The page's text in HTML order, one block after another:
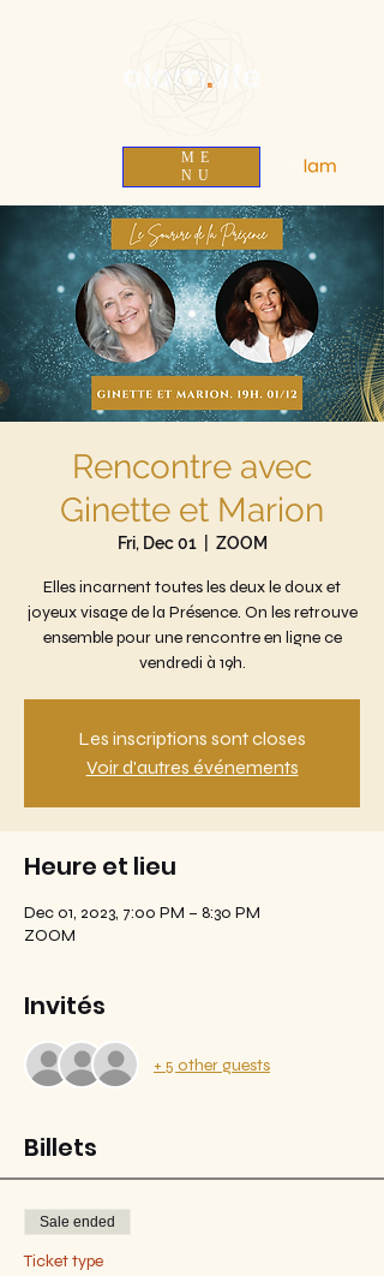
ME
NU
olam.life
Rencontre avec
Ginette et Marion
Fri, Dec 01
  |
ZOOM
Elles incarnent toutes les deux le doux et
joyeux visage de la Présence. On les retrouve
ensemble pour une rencontre en ligne ce
vendredi à 19h.
Les inscriptions sont closes
Voir d'autres événements
Heure et lieu
Dec 01, 2023, 7:00 PM – 8:30 PM
ZOOM
Invités
+ 5 other guests
Billets
Sale ended
Ticket type